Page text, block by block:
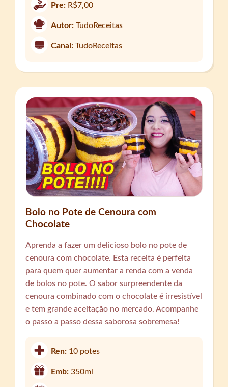
Pre: R$7,00
Autor: TudoReceitas
Canal: TudoReceitas
Bolo no Pote de Cenoura com
Chocolate
Aprenda a fazer um delicioso bolo no pote de
cenoura com chocolate. Esta receita é perfeita
para quem quer aumentar a renda com a venda
de bolos no pote. O sabor surpreendente da
cenoura combinado com o chocolate é irresistível
e tem grande aceitação no mercado. Acompanhe
o passo a passo dessa saborosa sobremesa!
Ren: 10 potes
Emb:350ml